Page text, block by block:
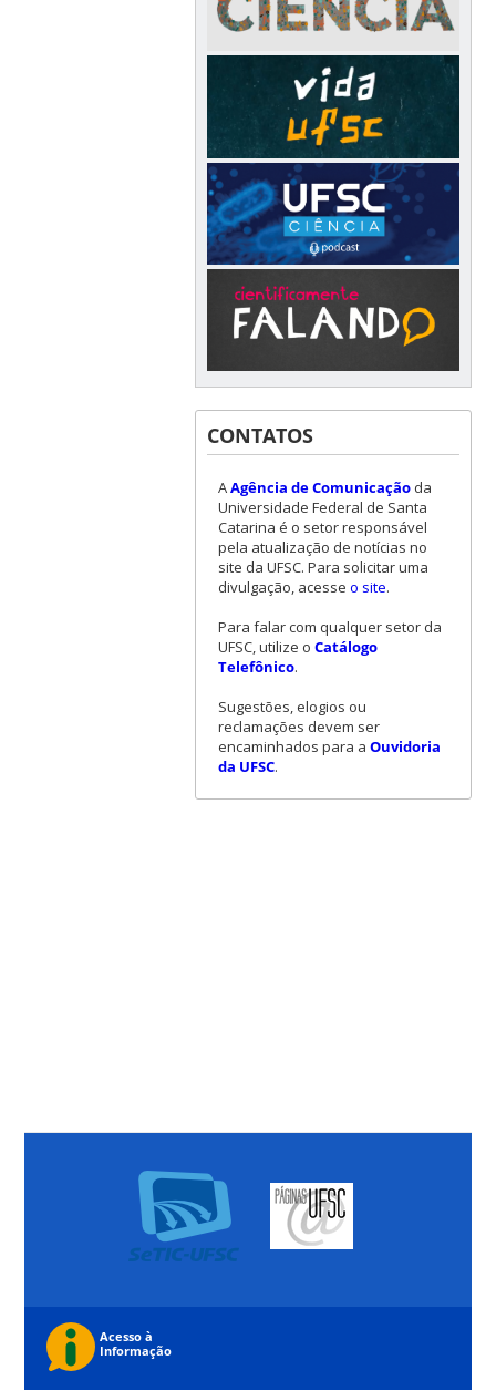
CONTATOS
AAgência de Comunicaçãoda
Universidade Federal de Santa
Catarina é o setor responsável
pela atualização de notícias no
site da UFSC. Para solicitar uma
divulgação, acesse o site.
Para falar com qualquer setor da
UFSC, utilize o Catálogo
Telefônico.
Sugestões, elogios ou
reclamações devem ser
encaminhados para a Ouvidoria
da UFSC.